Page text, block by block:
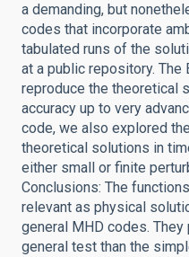
a demanding, but
codes that incorporate
tabulated runs of the
at a public repository.
reproduce the theoretical
accuracy up to very
code, we also explored
theoretical solutions in
either small or finite
Conclusions: The
relevant as physical
general MHD codes.
general test than the